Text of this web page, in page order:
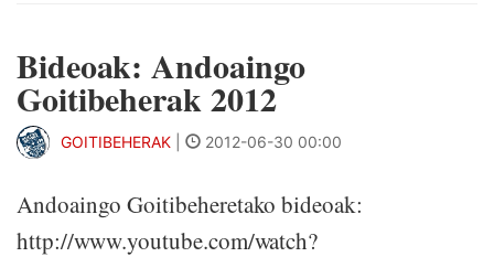
Bideoak: Andoaingo
Goitibeherak 2012
GOITIBEHERAK 2012-06-30 00:00
Andoaingo Goitibeheretako bideoak:
http://www.youtube.com/watch?